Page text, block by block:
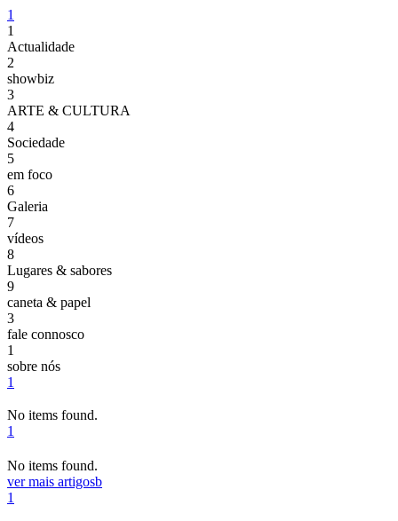
1
1
Actualidade
2
showbiz
3
ARTE & CULTURA
4
Sociedade
5
em foco
6
Galeria
7
vídeos
8
Lugares & sabores
9
caneta & papel
3
fale connosco
1
sobre nós
1
No items found.
1
No items found.
ver mais artigosb
1